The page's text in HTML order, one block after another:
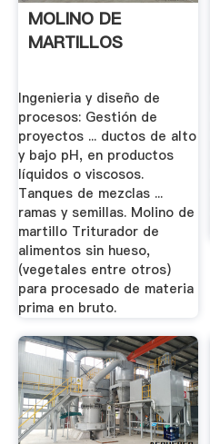
MOLINO DE
MARTILLOS
Ingenieria y diseño de
procesos: Gestión de
proyectos ... ductos de alto
y bajo pH, en productos
líquidos o viscosos.
Tanques de mezclas ...
ramas y semillas. Molino de
martillo Triturador de
alimentos sin hueso,
(vegetales entre otros)
para procesado de materia
prima en bruto.